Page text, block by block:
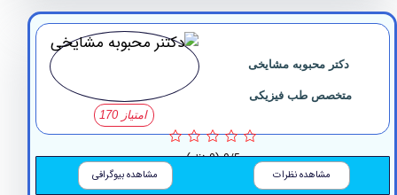
دکتر محبوبه مشایخی
متخصص طب فیزیکی
0/5 (0 نظر)
مشاهده نظرات مشاهده بیوگرافی